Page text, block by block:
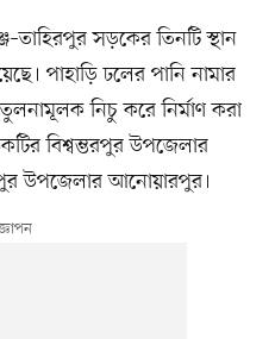
সড়কের তিনটি স্থান
পাহাড়ি ঢলের পানি নামার
নিচু করে নির্মাণ করা
বিশ্বম্ভরপুর উপজেলার
উপজেলার আনোয়ারপুর।